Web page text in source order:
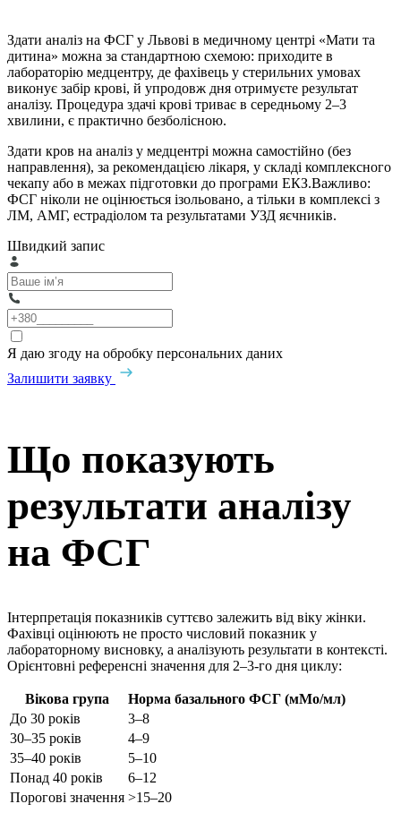
Здати аналіз на ФСГ у Львові в медичному центрі «Мати та
дитина» можна за стандартною схемою: приходите в
лабораторію медцентру, де фахівець у стерильних умовах
виконує забір крові, й упродовж дня отримуєте результат
аналізу. Процедура здачі крові триває в середньому 2–3
хвилини, є практично безболісною.
Здати кров на аналіз у медцентрі можна самостійно (без
направлення), за рекомендацією лікаря, у складі комплексного
чекапу або в межах підготовки до програми ЕКЗ.Важливо:
ФСГ ніколи не оцінюється ізольовано, а тільки в комплексі з
ЛМ, АМГ, естрадіолом та результатами УЗД яєчників.
Швидкий запис
Я даю згоду на обробку персональних даних
Залишити заявку
Що показують
результати аналізу
на ФСГ
Інтерпретація показників суттєво залежить від віку жінки.
Фахівці оцінюють не просто числовий показник у
лабораторному висновку, а аналізують результати в контексті.
Орієнтовні референсні значення для 2–3-го дня циклу:
Вікова група
Норма базального ФСГ (мМо/мл)
До 30 років
3–8
30–35 років
4–9
35–40 років
5–10
Понад 40 років
6–12
Порогові значення >15–20